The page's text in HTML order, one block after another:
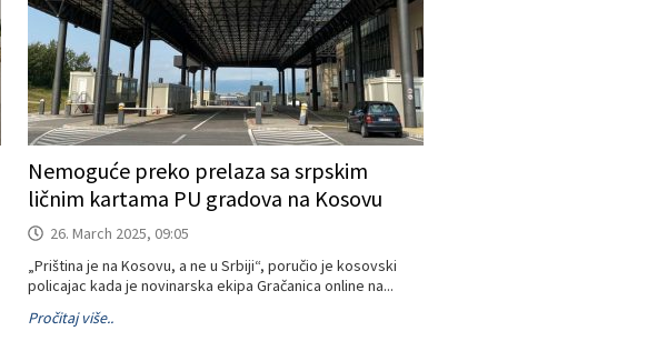
Nemoguće preko prelaza sa srpskim
ličnim kartama PU gradova na Kosovu
26. March 2025, 09:05
„Priština je na Kosovu, a ne u Srbiji“, poručio je kosovski
policajac kada je novinarska ekipa Gračanica online na...
Pročitaj više..